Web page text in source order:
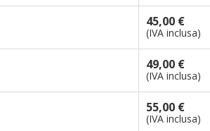
45,00 €
(IVA inclusa)
49,00 €
(IVA inclusa)
55,00 €
(IVA inclusa)